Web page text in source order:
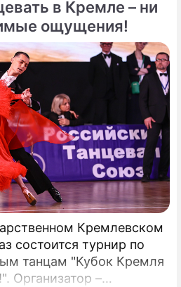
наряду с
и серьезные
в нормативно-
этих
важное значение для
Биткойна.
в Кремле – ни
ощущения!
Кремлевском
состоится турнир по
танцам "Кубок Кремля
–